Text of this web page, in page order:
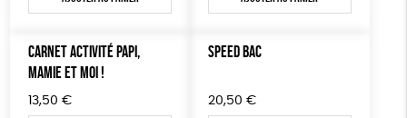
TOUT
CARNET ACTIVITÉ PAPI,
MAMIE ET MOI !
13,50 €
SPEED BAC
20,50 €